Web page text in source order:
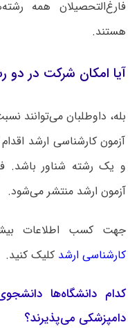
فارغ‌التحصیلان همه
هستند.
آیا امکان شرکت در دو
بله، داوطلبان می‌توانند
آزمون کارشناسی ارشد
و یک رشته شناور باشد.
آزمون ارشد منتشر می‌شود.
جهت کسب اطلاعات
کارشناسی ارشد کلیک کنید.
کدام دانشگاه‌ها
دامپزشکی می‌پذیرند؟